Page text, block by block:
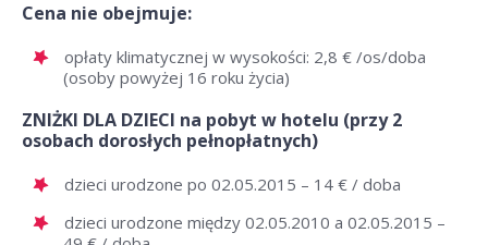
Cena nie obejmuje:
opłaty klimatycznej w wysokości: 2,8 € /os/doba
(osoby powyżej 16 roku życia)
ZNIŻKI DLA DZIECI na pobyt w hotelu (przy 2
osobach dorosłych pełnopłatnych)
dzieci urodzone po 02.05.2015 – 14 € / doba
dzieci urodzone między 02.05.2010 a 02.05.2015 –